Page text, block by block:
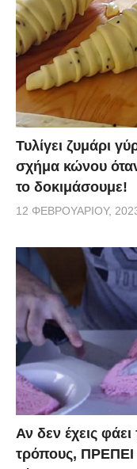
Τυλίγει ζυμάρι
σχήμα κώνου
το δοκιμάσουμε!
12 ΦΕΒΡΟΥΑΡΊΟΥ,
Αν δεν έχεις
τρόπους, ΠΡΕΠΕΙ